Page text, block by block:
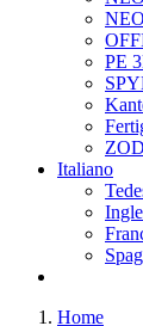
PE
Italiano
Home